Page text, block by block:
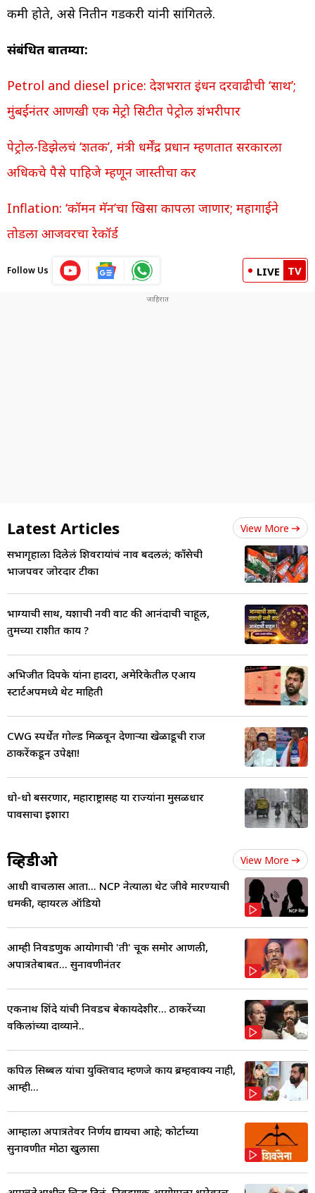
कमी होते, असे नितीन गडकरी यांनी सांगितले.
संबंधित बातम्या:
Petrol and diesel price: देशभरात इंधन दरवाढीची ‘साथ’;
मुंबईनंतर आणखी एक मेट्रो सिटीत पेट्रोल शंभरीपार
पेट्रोल-डिझेलचं ‘शतक’, मंत्री धर्मेंद्र प्रधान म्हणतात सरकारला
अधिकचे पैसे पाहिजे म्हणून जास्तीचा कर
Inflation: ‘कॉमन मॅन’चा खिसा कापला जाणार; महागाईने
तोडला आजवरचा रेकॉर्ड
Follow Us LIVE TV
Latest Articles View More
सभागृहाला दिलेलं शिवरायांचं नाव बदललं; काँग्रेसची
भाजपवर जोरदार टीका
भाग्याची साथ, यशाची नवी वाट की आनंदाची चाहूल,
तुमच्या राशीत काय ?
अभिजीत दिपके यांना हादरा, अमेरिकेतील एआय
स्टार्टअपमध्ये थेट माहिती
CWG स्पर्धेत गोल्ड मिळवून देणाऱ्या खेळाडूची राज
ठाकरेंकडून उपेक्षा!
धो-धो बसरणार, महाराष्ट्रासह या राज्यांना मुसळधार
पावसाचा इशारा
व्हिडीओ View More
आधी वाचलास आता... NCP नेत्याला थेट जीवे मारण्याची
धमकी, व्हायरल ऑडियो
आम्ही निवडणुक आयोगाची 'ती' चूक समोर आणली,
अपात्रतेबाबत... सुनावणीनंतर
एकनाथ शिंदे यांची निवडच बेकायदेशीर... ठाकरेंच्या
वकिलांच्या दाव्याने..
कपिल सिब्बल यांचा युक्तिवाद म्हणजे काय ब्रम्हवाक्य नाही,
आम्ही...
आम्हाला अपात्रतेवर निर्णय द्यायचा आहे; कोर्टाच्या
सुनावणीत मोठा खुलासा